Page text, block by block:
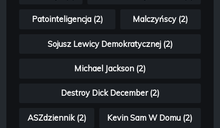
Patointeligencja (2) Malczyńscy (2)
Sojusz Lewicy Demokratycznej (2)
Michael Jackson (2)
Destroy Dick December (2)
ASZdziennik (2) Kevin Sam W Domu (2)